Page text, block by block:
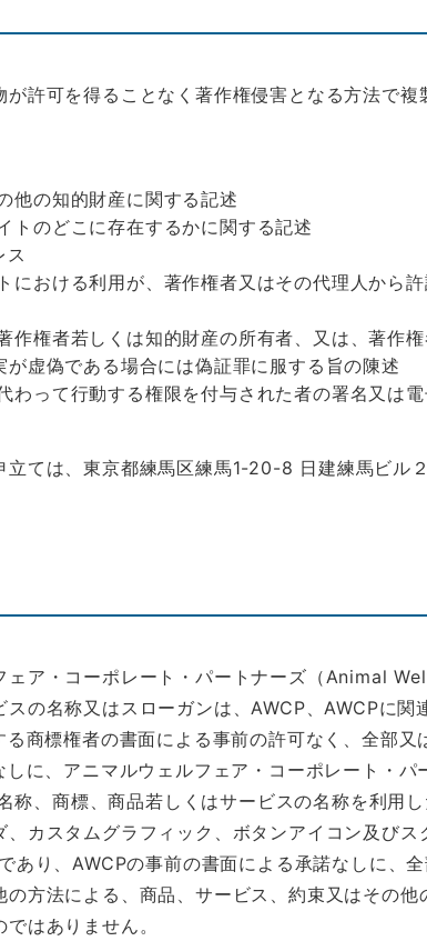
許可を得ることなく著作権侵害となる方法で
他の知的財産に関する記述
トのどこに存在するかに関する記述
ス
における利用が、著作権者又はその代理人から
作権者若しくは知的財産の所有者、又は、著作
虚偽である場合には偽証罪に服する旨の陳述
わって行動する権限を付与された者の署名又は電
立ては、東京都練馬区練馬1-20-8 日建練馬
ェア・コーポレート・パートナーズ（Animal
の名称又はスローガンは、AWCP、AWCPに
商標権者の書面による事前の許可なく、全部又
しに、アニマルウェルフェア・コーポレート
称、商標、商品若しくはサービスの名称を利用
カスタムグラフィック、ボタンアイコン及び
り、AWCPの事前の書面による承諾なしに、
方法による、商品、サービス、約束又はその
はありません。